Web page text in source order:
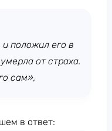
положил его в
от страха.
сам»,
в ответ: